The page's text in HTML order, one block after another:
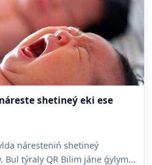
shetineý eki ese
náresteniń shetineý
Bul týraly QR Bilim jáne ǵylym...